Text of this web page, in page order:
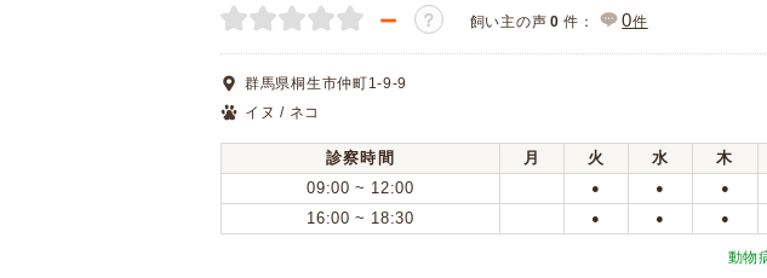
－ ？ 飼い主の声 0 件： 0件
群馬県桐生市仲町1-9-9
イヌ / ネコ
診察時間 月 火 水 木
09:00 ~ 12:00
● ● ●
16:00 ~ 18:30 ● ● ●
動物